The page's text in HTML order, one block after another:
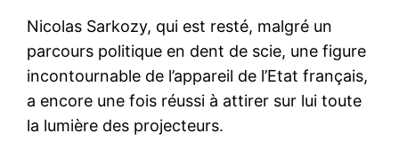
Nicolas Sarkozy, qui est resté, malgré un
parcours politique en dent de scie, une figure
incontournable de l’appareil de l’Etat français,
a encore une fois réussi à attirer sur lui toute
la lumière des projecteurs.